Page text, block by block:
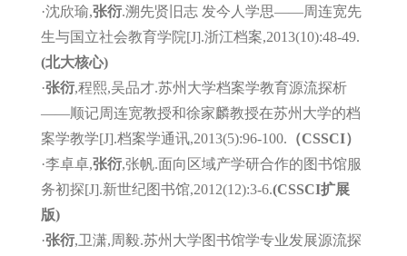
·沈欣瑜,张衍.溯先贤旧志 发今人学思——周连宽先
生与国立社会教育学院[J].浙江档案,2013(10):48-49.
(北大核心)
·张衍,程熙,吴品才.苏州大学档案学教育源流探析
——顺记周连宽教授和徐家麟教授在苏州大学的档
案学教学[J].档案学通讯,2013(5):96-100. （CSSCI）
·李卓卓,张衍,张帆.面向区域产学研合作的图书馆服
务初探[J].新世纪图书馆,2012(12):3-6.(CSSCI扩展
版)
·张衍,卫潇,周毅.苏州大学图书馆学专业发展源流探